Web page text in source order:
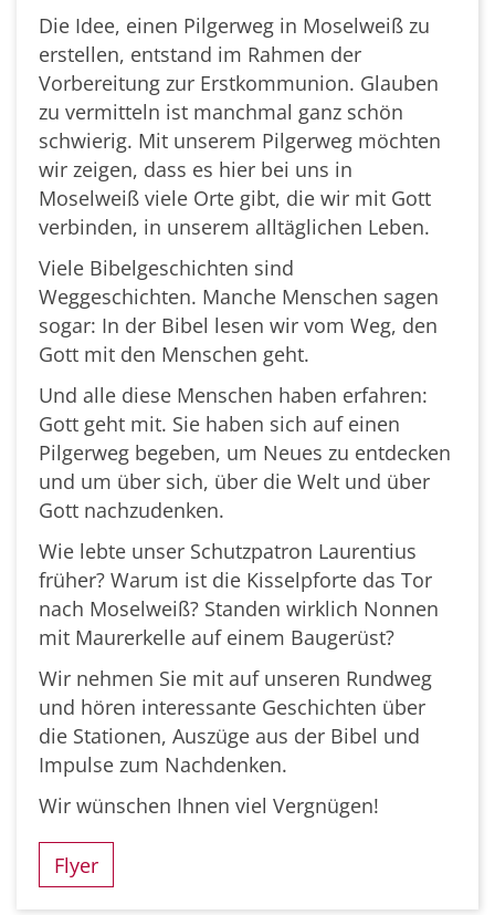
Die Idee, einen Pilgerweg in Moselweiß zu
erstellen, entstand im Rahmen der
Vorbereitung zur Erstkommunion. Glauben
zu vermitteln ist manchmal ganz schön
schwierig. Mit unserem Pilgerweg möchten
wir zeigen, dass es hier bei uns in
Moselweiß viele Orte gibt, die wir mit Gott
verbinden, in unserem alltäglichen Leben.
Viele Bibelgeschichten sind
Weggeschichten. Manche Menschen sagen
sogar: In der Bibel lesen wir vom Weg, den
Gott mit den Menschen geht.
Und alle diese Menschen haben erfahren:
Gott geht mit. Sie haben sich auf einen
Pilgerweg begeben, um Neues zu entdecken
und um über sich, über die Welt und über
Gott nachzudenken.
Wie lebte unser Schutzpatron Laurentius
früher? Warum ist die Kisselpforte das Tor
nach Moselweiß? Standen wirklich Nonnen
mit Maurerkelle auf einem Baugerüst?
Wir nehmen Sie mit auf unseren Rundweg
und hören interessante Geschichten über
die Stationen, Auszüge aus der Bibel und
Impulse zum Nachdenken.
Wir wünschen Ihnen viel Vergnügen!
Flyer